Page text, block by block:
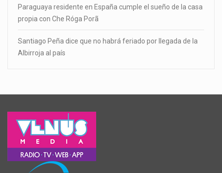
Paraguaya residente en España cumple el sueño de la casa
propia con Che Róga Porã
Santiago Peña dice que no habrá feriado por llegada de la
Albirroja al país